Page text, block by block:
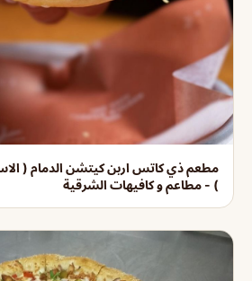
مطعم ذي كاتس اربن كيتشن الدمام (
) - مطاعم و كافيهات الشرقية